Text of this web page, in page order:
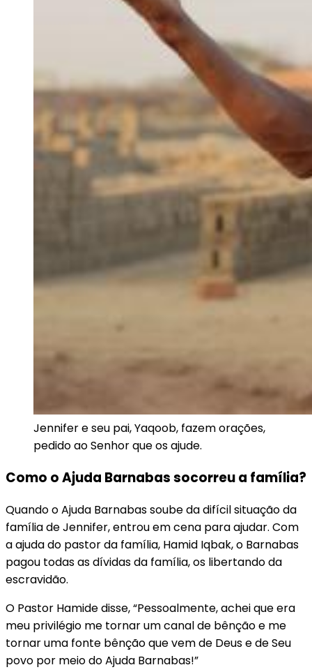
Jennifer e seu pai, Yaqoob, fazem orações,
pedido ao Senhor que os ajude.
Como o Ajuda Barnabas socorreu a família?
Quando o Ajuda Barnabas soube da difícil situação da
família de Jennifer, entrou em cena para ajudar. Com
a ajuda do pastor da família, Hamid Iqbak, o Barnabas
pagou todas as dívidas da família, os libertando da
escravidão.
O Pastor Hamide disse, “Pessoalmente, achei que era
meu privilégio me tornar um canal de bênção e me
tornar uma fonte bênção que vem de Deus e de Seu
povo por meio do Ajuda Barnabas!”